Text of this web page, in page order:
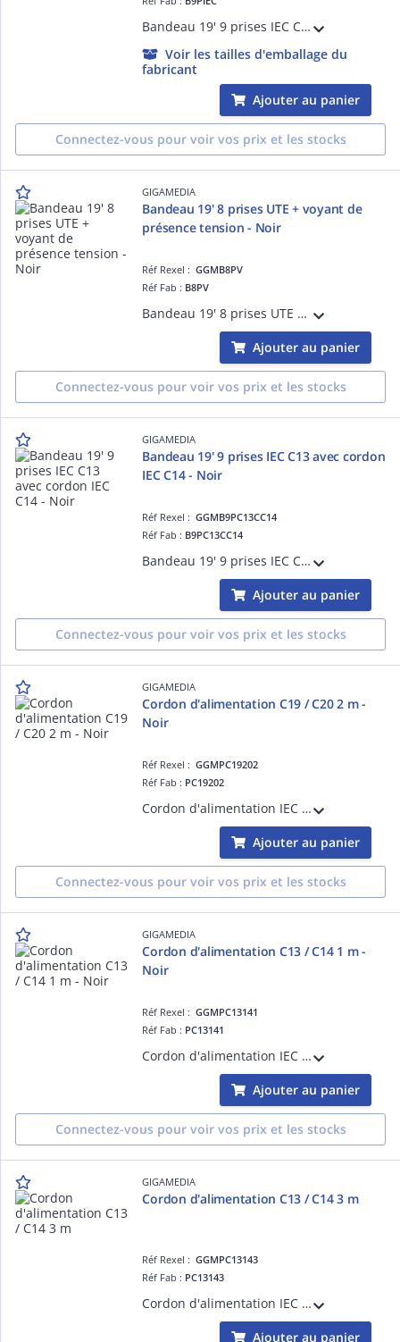
Bandeau 19' 9 prises IEC C13 2 pôles + terre 10 A - 250 V équipé avec un cordon d'alimentation H05VVF 2 m - 3 x 1,5 mm² avec fiche Schuko 16 A - 250 V - Noir
Voir les tailles d'emballage du
fabricant
Ajouter au panier
Connectez-vous pour voir vos prix et les stocks
GIGAMEDIA
Bandeau 19' 8 prises UTE + voyant de
présence tension - Noir
Réf Rexel :GGMB8PV
Réf Fab : B8PV
Bandeau 19' 8 prises UTE 2 pôles + terre 16 A - 250 V équipé avec un voyant de présence tension et un cordon d'alimentation H05VVF 2 m - 3 x 1,5 mm² avec fiche Schuko 16 A - 250 V - Noir
Ajouter au panier
Connectez-vous pour voir vos prix et les stocks
GIGAMEDIA
Bandeau 19' 9 prises IEC C13 avec cordon
IEC C14 - Noir
Réf Rexel :GGMB9PC13CC14
Réf Fab : B9PC13CC14
Bandeau 19' 9 prises IEC C13 2 pôles + terre 10 A - 250 V équipé avec un cordon d'alimentation H05VVF 2 m - 3 x 1,5 mm² avec fiche IEC C14 10 A - 250 V - Noir
Ajouter au panier
Connectez-vous pour voir vos prix et les stocks
GIGAMEDIA
Cordon d'alimentation C19 / C20 2 m -
Noir
Réf Rexel :GGMPC19202
Réf Fab : PC19202
Cordon d'alimentation IEC C19 / IEC C20 (16 A / 250 V) - HO5VV-F 3G1.5 mm² - 2 mètres - Noir
Ajouter au panier
Connectez-vous pour voir vos prix et les stocks
GIGAMEDIA
Cordon d'alimentation C13 / C14 1 m -
Noir
Réf Rexel :GGMPC13141
Réf Fab : PC13141
Cordon d'alimentation IEC C13 / IEC C14 (10 A / 250 V) - HO5VV-F 3G1.0 mm² - 1 mètre - Noir
Ajouter au panier
Connectez-vous pour voir vos prix et les stocks
GIGAMEDIA
Cordon d'alimentation C13 / C14 3 m
Réf Rexel :GGMPC13143
Réf Fab : PC13143
Cordon d'alimentation IEC C13 / IEC C14 (10 A / 250 V) - HO5VV-F 3G1.0 mm² - 3 mètres - Rouge
Ajouter au panier